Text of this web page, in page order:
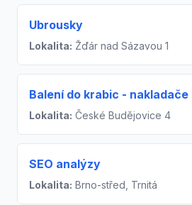
Ubrousky
Lokalita: Žďár nad Sázavou 1
Balení do krabic -
Lokalita: České Budějovice 4
SEO analýzy
Lokalita: Brno-střed, Trnitá